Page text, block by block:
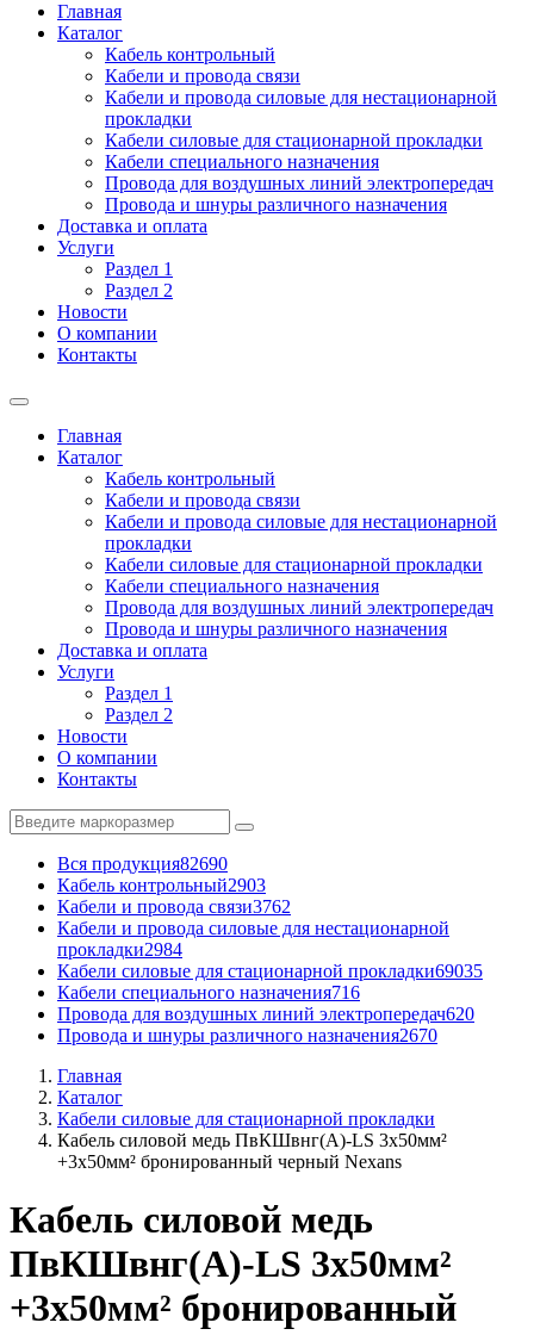
Главная
Каталог
Кабель контрольный
Кабели и провода связи
Кабели и провода силовые для нестационарной
прокладки
Кабели силовые для стационарной прокладки
Кабели специального назначения
Провода для воздушных линий электропередач
Провода и шнуры различного назначения
Доставка и оплата
Услуги
Раздел 1
Раздел 2
Новости
О компании
Контакты
Главная
Каталог
Кабель контрольный
Кабели и провода связи
Кабели и провода силовые для нестационарной
прокладки
Кабели силовые для стационарной прокладки
Кабели специального назначения
Провода для воздушных линий электропередач
Провода и шнуры различного назначения
Доставка и оплата
Услуги
Раздел 1
Раздел 2
Новости
О компании
Контакты
Вся продукция82690
Кабель контрольный2903
Кабели и провода связи3762
Кабели и провода силовые для нестационарной
прокладки2984
Кабели силовые для стационарной прокладки69035
Кабели специального назначения716
Провода для воздушных линий электропередач620
Провода и шнуры различного назначения2670
Главная
Каталог
Кабели силовые для стационарной прокладки
Кабель силовой медь ПвКШвнг(A)-LS 3x50мм²
+3x50мм² бронированный черный Nexans
Кабель силовой медь
ПвКШвнг(A)-LS 3x50мм²
+3x50мм² бронированный